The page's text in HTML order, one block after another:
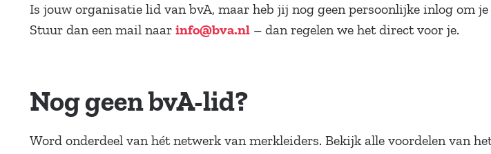
Is jouw organisatie lid van bvA, maar heb jij nog geen persoonlijke inlog om
Stuur dan een mail naar info@bva.nl – dan regelen we het direct voor je.
Nog geen bvA-lid?
Word onderdeel van hét netwerk van merkleiders. Bekijk alle voordelen van